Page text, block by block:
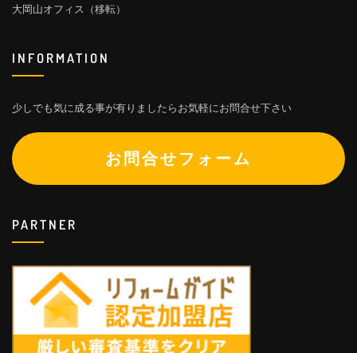
大岡山オフィス（移転）
INFORMATION
少しでも気に成る事が有りましたらお気軽にお問合せ下さい
お問合せフォーム
PARTNER